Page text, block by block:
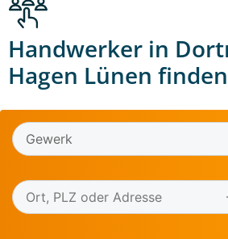
Handwerker in
Hagen Lünen finden